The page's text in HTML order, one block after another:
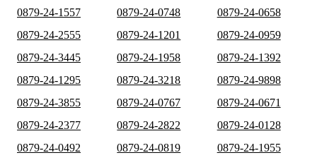
0879-24-1557
0879-24-0748
0879-24-0658
0879-24-2555
0879-24-1201
0879-24-0959
0879-24-3445
0879-24-1958
0879-24-1392
0879-24-1295
0879-24-3218
0879-24-9898
0879-24-3855
0879-24-0767
0879-24-0671
0879-24-2377
0879-24-2822
0879-24-0128
0879-24-0492
0879-24-0819
0879-24-1955